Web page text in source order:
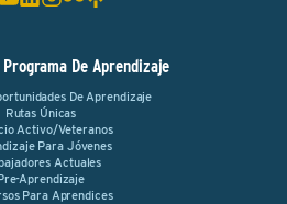
De Aprendizaje
De Aprendizaje
Rutas Únicas
Activo/Veteranos
Para Jóvenes
Actuales
Aprendizaje
Para Aprendices